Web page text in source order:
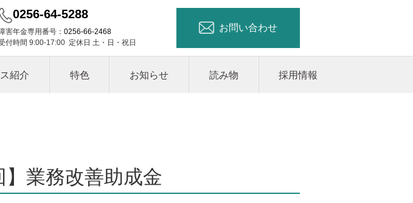
0256-64-5288
害年金専用番号： 0256-66-2468
付時間 9:00-17:00 定休日 土・日・祝日
お問い合わせ
紹介 特色 お知らせ 読み物 採用情報
業務改善助成金